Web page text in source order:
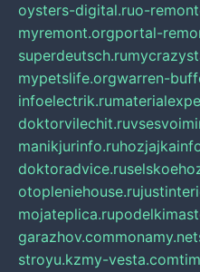
oysters-digital.ruo-
myremont.orgportal-
superdeutsch.ru
mypetslife.orgwarren-
infoelectrik.ru
doktorvilechit.ru
manikjurinfo.ru
doktoradvice.ru
otopleniehouse.ru
mojateplica.ru
garazhov.commonamy.net
stroyu.kzmy-vesta.com